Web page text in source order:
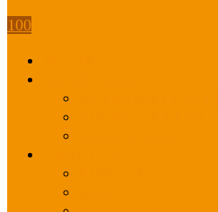
100